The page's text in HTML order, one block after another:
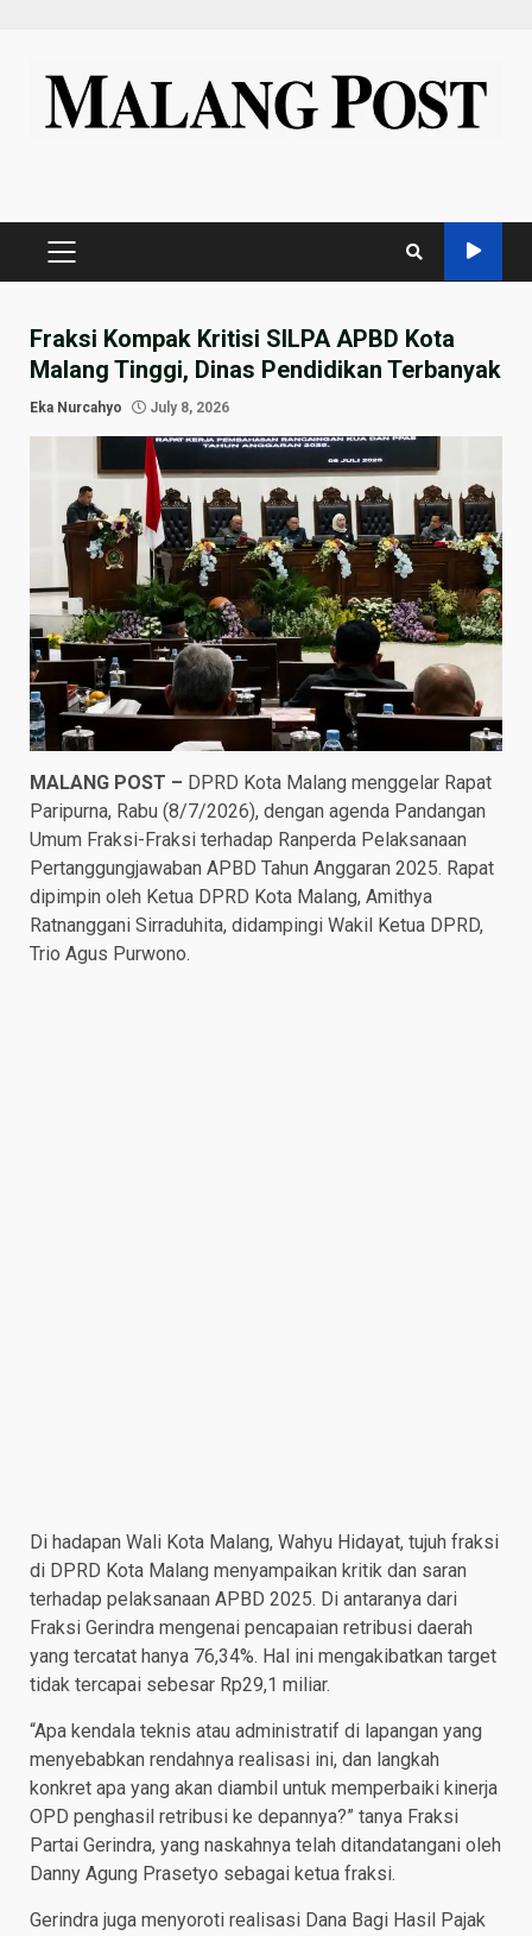
content
PRIMARY
Fraksi Kompak Kritisi SILPA APBD Kota
Malang Tinggi, Dinas Pendidikan Terbanyak
Eka Nurcahyo July 8, 2026
MALANG POST – DPRD Kota Malang menggelar Rapat
Paripurna, Rabu (8/7/2026), dengan agenda Pandangan
Umum Fraksi-Fraksi terhadap Ranperda Pelaksanaan
Pertanggungjawaban APBD Tahun Anggaran 2025. Rapat
dipimpin oleh Ketua DPRD Kota Malang, Amithya
Ratnanggani Sirraduhita, didampingi Wakil Ketua DPRD,
Trio Agus Purwono.
Di hadapan Wali Kota Malang, Wahyu Hidayat, tujuh fraksi
di DPRD Kota Malang menyampaikan kritik dan saran
terhadap pelaksanaan APBD 2025. Di antaranya dari
Fraksi Gerindra mengenai pencapaian retribusi daerah
yang tercatat hanya 76,34%. Hal ini mengakibatkan target
tidak tercapai sebesar Rp29,1 miliar.
“Apa kendala teknis atau administratif di lapangan yang
menyebabkan rendahnya realisasi ini, dan langkah
konkret apa yang akan diambil untuk memperbaiki kinerja
OPD penghasil retribusi ke depannya?” tanya Fraksi
Partai Gerindra, yang naskahnya telah ditandatangani oleh
Danny Agung Prasetyo sebagai ketua fraksi.
Gerindra juga menyoroti realisasi Dana Bagi Hasil Pajak